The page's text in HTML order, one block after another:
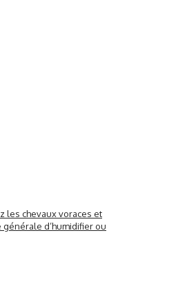
les chevaux voraces et
d’humidifier ou